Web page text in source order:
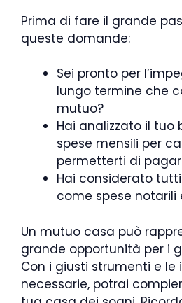
Prima di fare il grande
queste domande:
Sei pronto per
lungo termine che
mutuo?
Hai analizzato il tuo
spese mensili per
permetterti di
Hai considerato
come spese notarili
Un mutuo casa può
grande opportunità per i
Con i giusti strumenti e le
necessarie, potrai